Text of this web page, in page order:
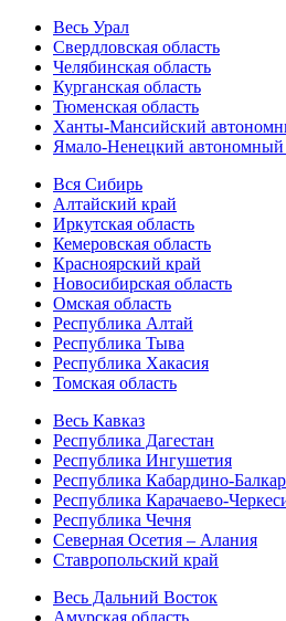
Весь Урал
Свердловская область
Челябинская область
Курганская область
Тюменская область
Ханты-Мансийский
Ямало-Ненецкий автономный
Вся Сибирь
Алтайский край
Иркутская область
Кемеровская область
Красноярский край
Новосибирская область
Омская область
Республика Алтай
Республика Тыва
Республика Хакасия
Томская область
Весь Кавказ
Республика Дагестан
Республика Ингушетия
Республика Кабардино-
Республика Карачаево-
Республика Чечня
Северная Осетия – Алания
Ставропольский край
Весь Дальний Восток
Амурская область